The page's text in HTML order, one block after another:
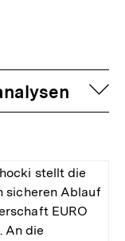
stellt die
sicheren Ablauf
EURO
An die